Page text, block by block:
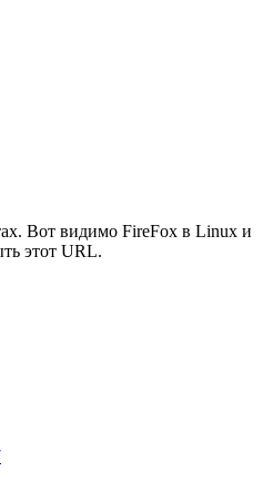
Вот видимо FireFox в Linux и
этот URL.